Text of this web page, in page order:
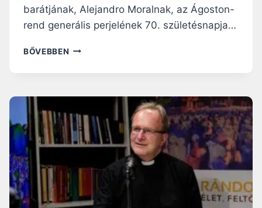
barátjának, Alejandro Moralnak, az Ágoston-
rend generális perjelének 70. születésnapja…
BŐVEBBEN P
N
K
L
E
N
I
„